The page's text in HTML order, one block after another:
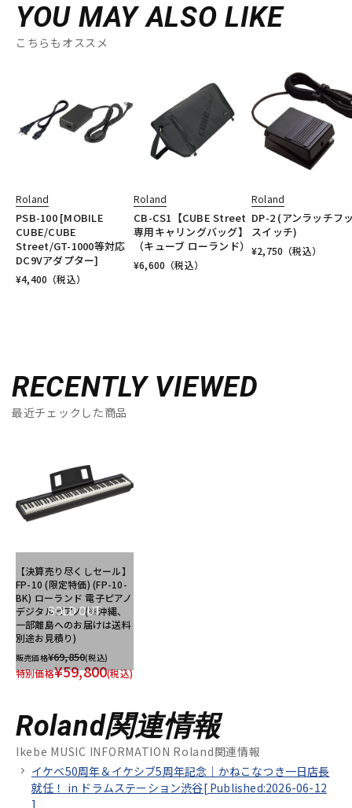
YOU MAY ALSO LIKE
こちらもオススメ
Roland
PSB-100 [MOBILE
CUBE/CUBE
Street/GT-1000等対応
DC9Vアダプター]
¥4,400 （税込）
Roland
CB-CS1【CUBE Street
専用キャリングバッグ】
（キューブ ローランド）
¥6,600 （税込）
Roland
DP-2 (アンラッチフ
スイッチ)
¥2,750 （税込）
RECENTLY VIEWED
最近チェックした商品
SOLD OUT
【決算売り尽くしセール】
FP-10 (限定特価) (FP-10-
BK) ローランド 電子ピアノ
デジタルピアノ (※沖縄、
一部離島へのお届けは送料
別途お見積り)
販売価格¥69,850(税込)
特別価格¥59,800(税込)
Roland関連情報
Ikebe MUSIC INFORMATION Roland関連情報
イケベ50周年＆イケシブ5周年記念｜かねこなつき一日店長
就任！ in ドラムステーション渋谷[ Published:2026-06-12
]